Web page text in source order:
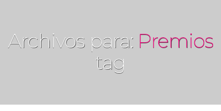
Archivos para: Premios
tag